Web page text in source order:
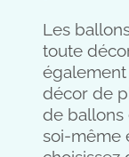
Les
toute
décor de
de ballons
soi-même